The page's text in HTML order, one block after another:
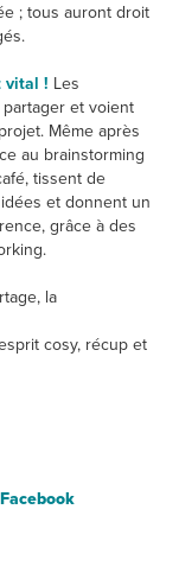
; tous auront droit
vital ! Les
et voient
Même après
au brainstorming
tissent de
et donnent un
grâce à des
la
cosy, récup et